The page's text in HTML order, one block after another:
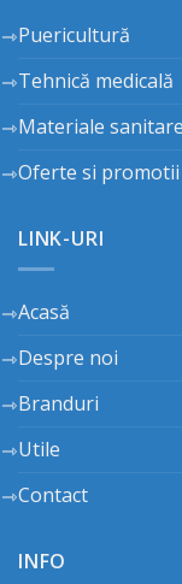
Puericultură
Tehnică medicală
Materiale sanitare
Oferte si promotii
LINK-URI
Acasă
Despre noi
Branduri
Utile
Contact
INFO